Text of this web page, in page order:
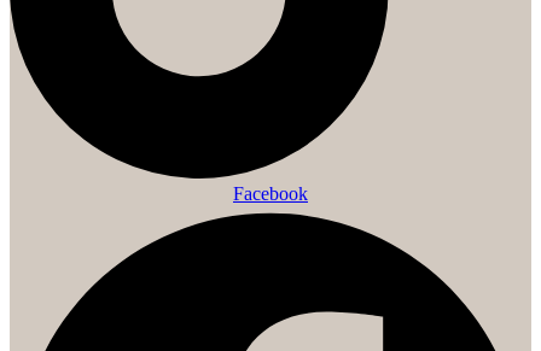
Facebook